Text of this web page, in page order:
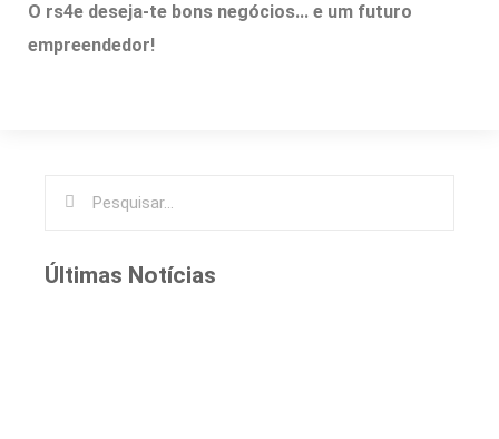
O rs4e deseja-te bons negócios... e um futuro
empreendedor!
Últimas Notícias